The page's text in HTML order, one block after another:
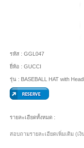
รหัส : GGL047
ยี่ห้อ : GUCCI
รุ่น : BASEBALL HAT with
รายละเอียดทั้งหมด :
สอบถามรายละเอียดเพิ่มเติม (เ